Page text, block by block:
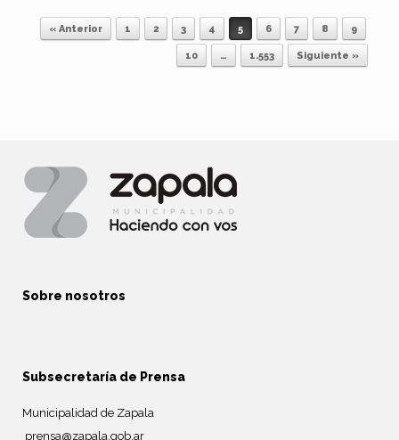
Navegador de artículos
« Anterior 1 2 3 4 5 6 7 8 9
10 … 1.553 Siguiente »
Sobre nosotros
Subsecretaría de Prensa
Municipalidad de Zapala
prensa@zapala.gob.ar